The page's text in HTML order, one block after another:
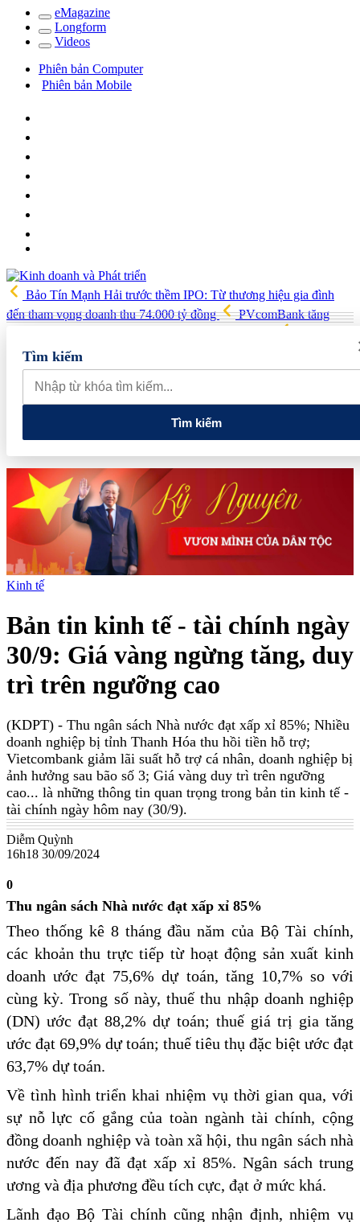
eMagazine
Longform
Videos
Phiên bản Computer
Phiên bản Mobile
Bảo Tín Mạnh Hải trước thềm IPO: Từ thương hiệu gia đình
đến tham vọng doanh thu 74.000 tỷ đồng
PVcomBank tăng
Australia xây dựng, triển khai chiến lược kết nối khoa học công
nghệ và đổi mới sáng tạo tầm nhìn dài hạn
5 chính sách lớn mở
đường cho thị trường hàng hóa phái sinh
thắp sáng ngọn lửa 'Tôi yêu Tổ quốc tôi'
Tìm kiếm
Tìm kiếm
Kinh tế
Bản tin kinh tế - tài chính ngày
30/9: Giá vàng ngừng tăng, duy
trì trên ngưỡng cao
(KDPT) - Thu ngân sách Nhà nước đạt xấp xỉ 85%; Nhiều
doanh nghiệp bị tỉnh Thanh Hóa thu hồi tiền hỗ trợ;
Vietcombank giảm lãi suất hỗ trợ cá nhân, doanh nghiệp bị
ảnh hưởng sau bão số 3; Giá vàng duy trì trên ngưỡng
cao... là những thông tin quan trọng trong bản tin kinh tế -
tài chính ngày hôm nay (30/9).
Diễm Quỳnh
16h18 30/09/2024
0
Thu ngân sách Nhà nước đạt xấp xỉ 85%
Theo thống kê 8 tháng đầu năm của Bộ Tài chính,
các khoản thu trực tiếp từ hoạt động sản xuất kinh
doanh ước đạt 75,6% dự toán, tăng 10,7% so với
cùng kỳ. Trong số này, thuế thu nhập doanh nghiệp
(DN) ước đạt 88,2% dự toán; thuế giá trị gia tăng
ước đạt 69,9% dự toán; thuế tiêu thụ đặc biệt ước đạt
63,7% dự toán.
Về tình hình triển khai nhiệm vụ thời gian qua, với
sự nỗ lực cố gắng của toàn ngành tài chính, cộng
đồng doanh nghiệp và toàn xã hội, thu ngân sách nhà
nước đến nay đã đạt xấp xỉ 85%. Ngân sách trung
ương và địa phương đều tích cực, đạt ở mức khá.
Lãnh đạo Bộ Tài chính cũng nhận định, nhiệm vụ